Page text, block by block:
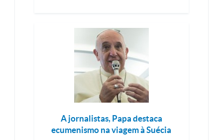
A jornalistas, Papa destaca
ecumenismo na viagem à Suécia